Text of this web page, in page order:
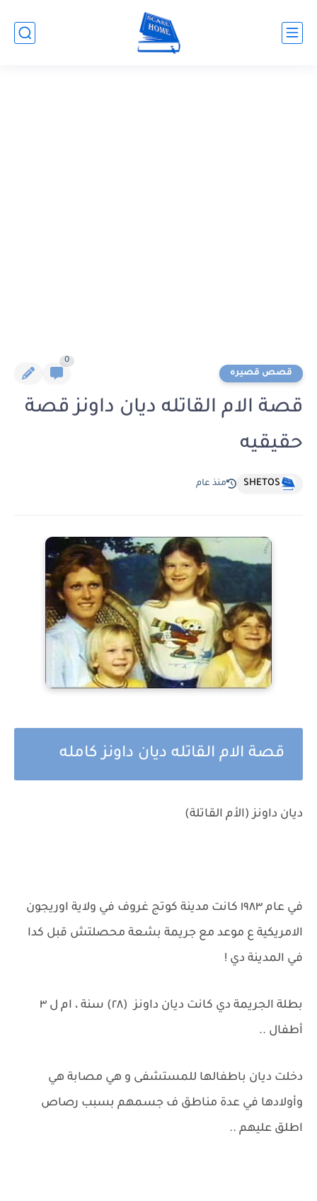
قصص قصيره
0
قصة الام القاتله ديان داونز قصة
حقيقيه
SHETOS منذ عام
قصة الام القاتله ديان داونز كامله
ديان داونز (الأم القاتلة)
في عام ١٩٨٣ كانت مدينة كوتج غروف في ولاية اوريجون
الامريكية ع موعد مع جريمة بشعة محصلتش قبل كدا
في المدينة دي !
بطلة الجريمة دي كانت ديان داونز (٢٨) سنة ، ام ل ٣
أطفال ..
دخلت ديان باطفالها للمستشفى و هي مصابة هي
وأولادها في عدة مناطق ف جسمهم بسبب رصاص
اطلق عليهم ..